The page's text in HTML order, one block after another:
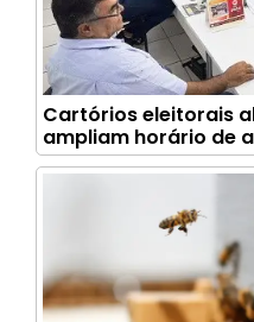
Cartórios eleitorais
ampliam horário de